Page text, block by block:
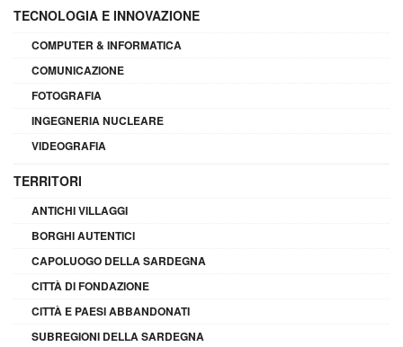
TECNOLOGIA E INNOVAZIONE
COMPUTER & INFORMATICA
COMUNICAZIONE
FOTOGRAFIA
INGEGNERIA NUCLEARE
VIDEOGRAFIA
TERRITORI
ANTICHI VILLAGGI
BORGHI AUTENTICI
CAPOLUOGO DELLA SARDEGNA
CITTÀ DI FONDAZIONE
CITTÀ E PAESI ABBANDONATI
SUBREGIONI DELLA SARDEGNA